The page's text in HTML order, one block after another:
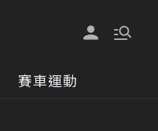
賽車運動